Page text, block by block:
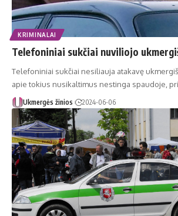
KRIMINALAI
Telefoniniai sukčiai nuviliojo
Telefoniniai sukčiai nesiliauja atakavę
apie tokius nusikaltimus nestinga spaudoje,
Ukmergės žinios 2024-06-06